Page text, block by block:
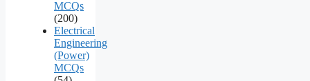
MCQs
(200)
Electrical
Engineering
(Power)
MCQs